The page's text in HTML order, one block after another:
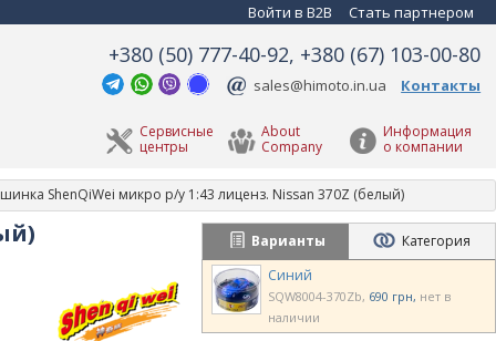
Войти в B2B Стать партнером
+380 (50) 777-40-92, +380 (67) 103-00-80
sales@himoto.in.ua Контакты
Информация
о компании
About
Company
Сервисные
центры
ShenQiWei микро р/у 1:43 лиценз. Nissan 370Z (белый)
Варианты
Категория
Синий
SQW8004-370Zb 690 грн нет в
наличии